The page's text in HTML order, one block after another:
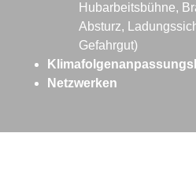
Hubarbeitsbühne,
Absturz,
Gefahrgut)
Netzwerken